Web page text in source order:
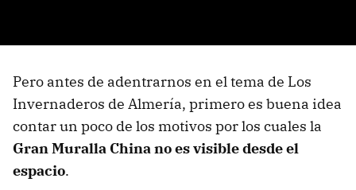
Pero antes de adentrarnos en el tema de Los
Invernaderos de Almería, primero es buena idea
contar un poco de los motivos por los cuales la
Gran Muralla China no es visible desde el
espacio.